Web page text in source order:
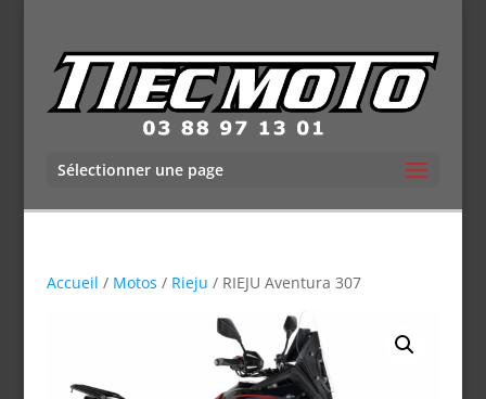
Sélectionner une page
Accueil / Motos / Rieju / RIEJU Aventura 307